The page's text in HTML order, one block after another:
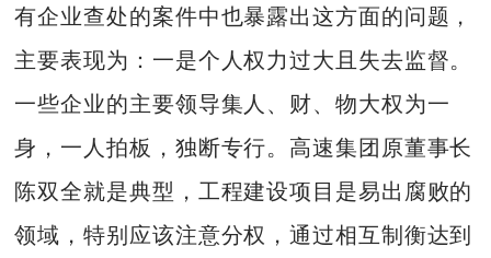
有企业查处的案件中也暴露出这方面的问题，
主要表现为：一是个人权力过大且失去监督。
一些企业的主要领导集人、财、物大权为一
身，一人拍板，独断专行。高速集团原董事长
陈双全就是典型，工程建设项目是易出腐败的
领域，特别应该注意分权，通过相互制衡达到